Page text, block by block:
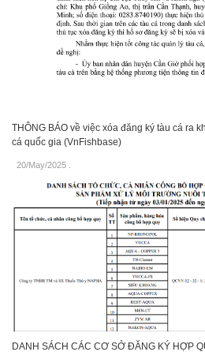
THÔNG BÁO về việc xóa đăng ký tàu cá ra
cá quốc gia (VnFishbase)
20/May/2025
DANH SÁCH CÁC CƠ SỞ ĐĂNG KÝ HỢP